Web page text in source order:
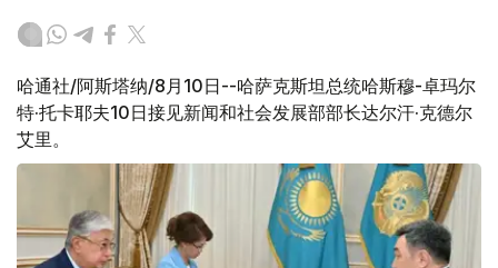
哈通社/阿斯塔纳/8月10日--哈萨克斯坦总统哈斯穆-卓玛尔
特·托卡耶夫10日接见新闻和社会发展部部长达尔汗·克德尔
艾里。